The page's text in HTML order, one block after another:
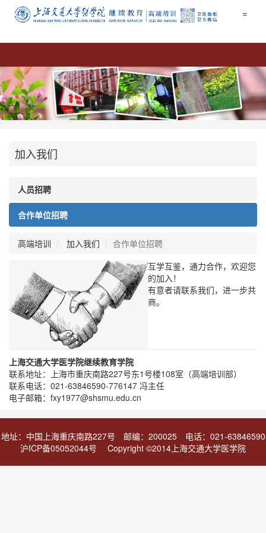
=
加入我们
人员招聘
合作单位招聘
高端培训 加入我们
合作单位招聘
互学互鉴，通力合作，欢迎您
的加入！
有意者请联系我们，进一步共
商。
上海交通大学医学院继续教育学院
联系地址：上海市重庆南路227号东1号楼108室（高端培训部）
联系电话：021-63846590-776147 冯主任
电子邮箱： fxy1977@shsmu.edu.cn
地址：中国上海重庆南路227号 邮编：200025 电话：021-63846590
沪ICP备05052044号 Copyright ©2014上海交通大学医学院